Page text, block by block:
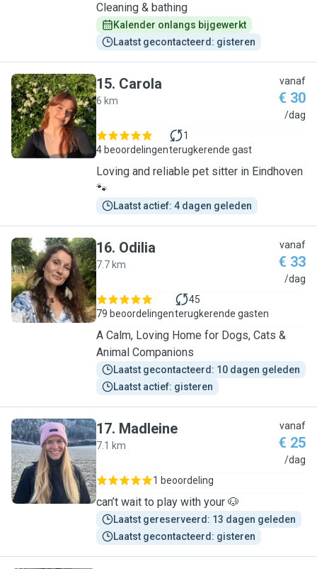
Cleaning & bathing
Kalender onlangs bijgewerkt
Laatst gecontacteerd: gisteren
C
15. Carola
6 km
vanaf
€ 30
/dag
4 beoordelingen
1
terugkerende gast
Loving and reliable pet sitter in Eindhoven
🐾
Laatst actief: 4 dagen geleden
O
16. Odilia
7.7 km
vanaf
€ 33
/dag
79 beoordelingen
45
terugkerende gasten
A Calm, Loving Home for Dogs, Cats &
Animal Companions
Laatst gecontacteerd: 10 dagen geleden
Laatst actief: gisteren
M
17. Madleine
7.1 km
vanaf
€ 25
/dag
1 beoordeling
can’t wait to play with your 🐶
Laatst gereserveerd: 13 dagen geleden
Laatst gecontacteerd: gisteren